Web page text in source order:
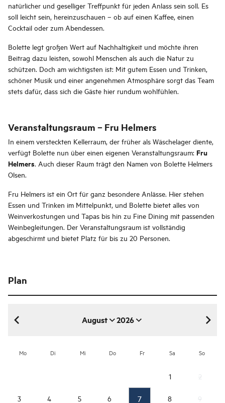
natürlicher und geselliger Treffpunkt für jeden Anlass sein soll. Es
soll leicht sein, hereinzuschauen – ob auf einen Kaffee, einen
Cocktail oder zum Abendessen.
Bolette legt großen Wert auf Nachhaltigkeit und möchte ihren
Beitrag dazu leisten, sowohl Menschen als auch die Natur zu
schützen. Doch am wichtigsten ist: Mit gutem Essen und Trinken,
schöner Musik und einer angenehmen Atmosphäre sorgt das Team
stets dafür, dass sich die Gäste hier rundum wohlfühlen.
Veranstaltungsraum – Fru Helmers
In einem versteckten Kellerraum, der früher als Wäschelager diente,
verfügt Bolette nun über einen eigenen Veranstaltungsraum: Fru
Helmers. Auch dieser Raum trägt den Namen von Bolette Helmers
Olsen.
Fru Helmers ist ein Ort für ganz besondere Anlässe. Hier stehen
Essen und Trinken im Mittelpunkt, und Bolette bietet alles von
Weinverkostungen und Tapas bis hin zu Fine Dining mit passenden
Weinbegleitungen. Der Veranstaltungsraum ist vollständig
abgeschirmt und bietet Platz für bis zu 20 Personen.
Plan
August 2026
August 2026
Mo Di Mi Do Fr Sa So
1
3 4 5 6 7 8